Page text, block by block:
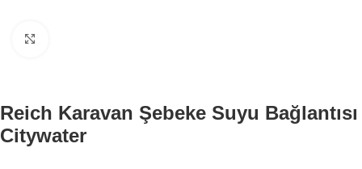
Reich Karavan Şebeke Suyu Bağlantısı
Citywater